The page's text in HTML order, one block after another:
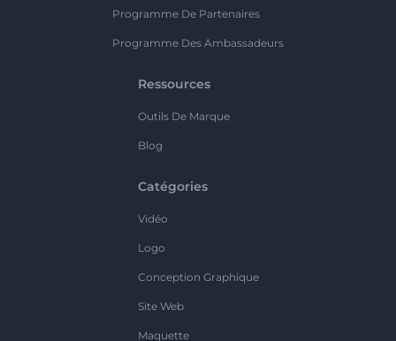
Programme De Partenaires
Programme Des Ambassadeurs
Ressources
Outils De Marque
Blog
Catégories
Vidéo
Logo
Conception Graphique
Site Web
Maquette